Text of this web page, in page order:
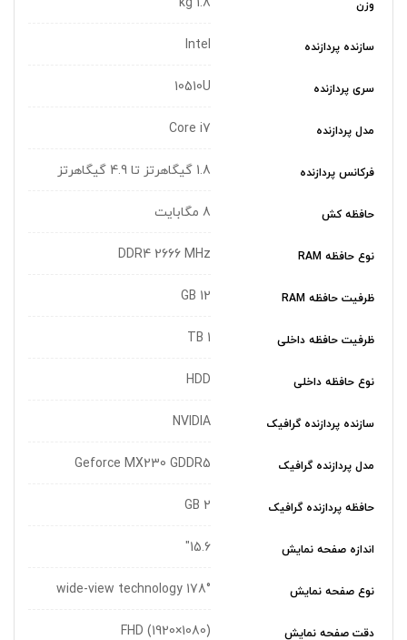
وزن
سازنده پردازنده Intel
سری پردازنده 10510U
مدل پردازنده Core i7
فرکانس پردازنده 1.8 گیگاهرتز تا 4.9 گیگاهرتز
حافظه کش 8 مگابایت
نوع حافظه RAM DDR4 2666 MHz
ظرفیت حافظه RAM 12 GB
ظرفیت حافظه داخلی 1 TB
نوع حافظه داخلی HDD
سازنده پردازنده گرافیک NVIDIA
مدل پردازنده گرافیک Geforce MX230 GDDR5
حافظه پردازنده گرافیک 2 GB
اندازه صفحه نمایش 15.6"
نوع صفحه نمایش 178° wide-view technology
دقت صفحه نمایش (1080×FHD (1920